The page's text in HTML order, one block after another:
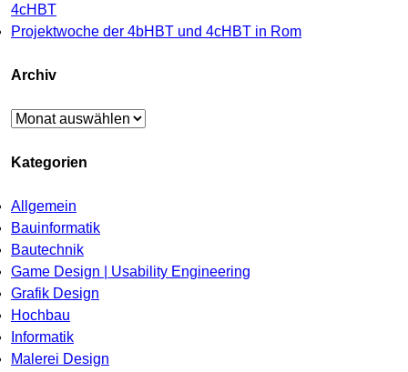
4cHBT
Projektwoche der 4bHBT und 4cHBT in Rom
Archiv
Archiv
Kategorien
Allgemein
Bauinformatik
Bautechnik
Game Design | Usability Engineering
Grafik Design
Hochbau
Informatik
Malerei Design